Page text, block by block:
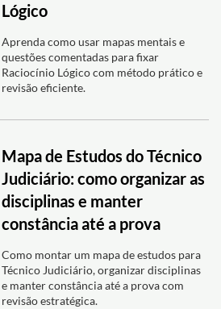
Lógico
Aprenda como usar mapas mentais e
questões comentadas para fixar
Raciocínio Lógico com método prático e
revisão eficiente.
Mapa de Estudos do Técnico
Judiciário: como organizar as
disciplinas e manter
constância até a prova
Como montar um mapa de estudos para
Técnico Judiciário, organizar disciplinas
e manter constância até a prova com
revisão estratégica.